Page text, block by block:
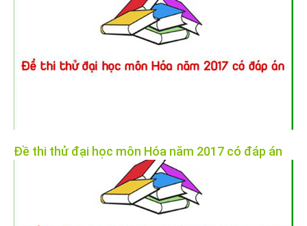
Đề thi thử đại học môn Hóa năm 2017 có đáp án